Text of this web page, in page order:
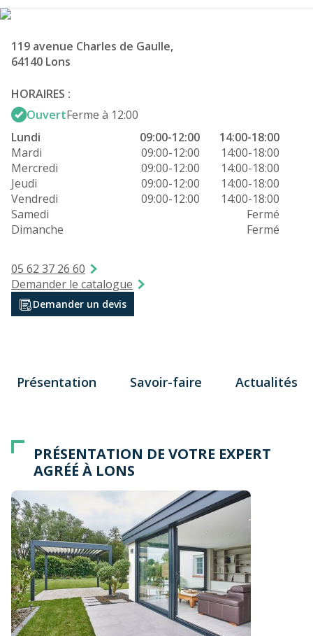
119 avenue Charles de Gaulle,
64140 Lons
HORAIRES :
OuvertFerme à 12:00
Lundi
09:00-12:00
14:00-18:00
Mardi
09:00-12:00
14:00-18:00
Mercredi
09:00-12:00
14:00-18:00
Jeudi
09:00-12:00
14:00-18:00
Vendredi
09:00-12:00
14:00-18:00
Samedi
Fermé
Dimanche
Fermé
05 62 37 26 60
Demander le catalogue
Demander un devis
Présentation Savoir-faire Actualités
PRÉSENTATION DE VOTRE EXPERT
AGRÉÉ À LONS